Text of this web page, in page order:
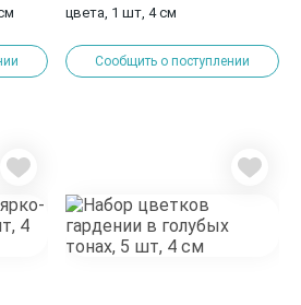
цвета, 1 шт, 4 см
Сообщить о поступлении